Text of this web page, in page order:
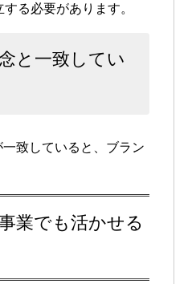
る必要があります。
と一致してい
致していると、ブラン
業でも活かせる